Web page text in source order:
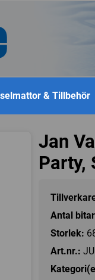
& Tillbehör
Jan
Party,
Antal
Storlek:
Art.nr.: